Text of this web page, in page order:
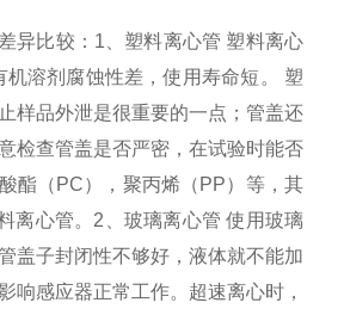
异比较：1、塑料离心管 塑料离心
溶剂腐蚀性差，使用寿命短。 塑
样品外泄是很重要的一点；管盖还
检查管盖是否严密，在试验时能否
酯（PC），聚丙烯（PP）等，其
离心管。2、玻璃离心管 使用玻璃
盖子封闭性不够好，液体就不能加
响感应器正常工作。超速离心时，